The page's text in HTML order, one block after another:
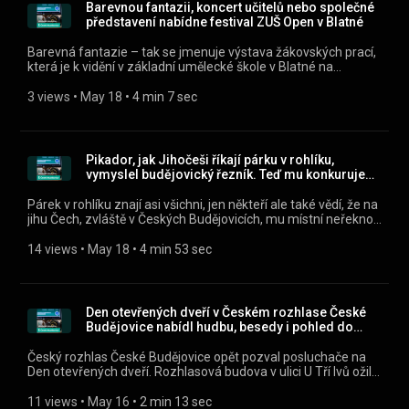
id=cz.rozhlas.mujrozhlas) a iOS
(https://apps.apple.com/cz/app/id1455654616) nebo na
webu mujRozhlas.cz
(https://www.mujrozhlas.cz/rapi/view/show/550d90d6-
98fd-351d-8398-2dc9eca7fd54?
0602-374f-a21e-4a40a9b2eaab) .
Barevnou fantazii, koncert učitelů nebo společné
představení nabídne festival ZUŠ Open v Blatné
Barevná fantazie – tak se jmenuje výstava žákovských prací,
která je k vidění v základní umělecké škole v Blatné na
ukazuje různé výtvarné techniky, si prohlédl regionální stopař
id=cz.rozhlas.mujrozhlas) a iOS
(https://apps.apple.com/cz/app/id1455654616) nebo na
webu mujRozhlas.cz
(https://www.mujrozhlas.cz/rapi/view/show/550d90d6-
98fd-351d-8398-2dc9eca7fd54?
515a-3d38-908a-e664260dc93d) .
3 views • May 18 • 4 min 7 sec
Pikador, jak Jihočeši říkají párku v rohlíku,
vymyslel budějovický řezník. Teď mu konkuruje
Párek v rohlíku znají asi všichni, jen někteří ale také vědí, že na
jihu Čech, zvláště v Českých Budějovicích, mu místní neřeknou
pikador vznikl. Ale jedním z jeho velkých konkurentů je
pro Android (https://play.google.com/store/apps/details?
id=cz.rozhlas.mujrozhlas) a iOS
(https://apps.apple.com/cz/app/id1455654616) nebo na
webu mujRozhlas.cz
(https://www.mujrozhlas.cz/rapi/view/show/550d90d6-
98fd-351d-8398-2dc9eca7fd54?
14 views • May 18 • 4 min 53 sec
Den otevřených dveří v Českém rozhlase České
Budějovice nabídl hudbu, besedy i pohled do
Český rozhlas České Budějovice opět pozval posluchače na
Den otevřených dveří. Rozhlasová budova v ulici U Tří lvů ožila
potěšila živá hudba, zájem byl o besedy, komentované
11 views • May 16 • 2 min 13 sec